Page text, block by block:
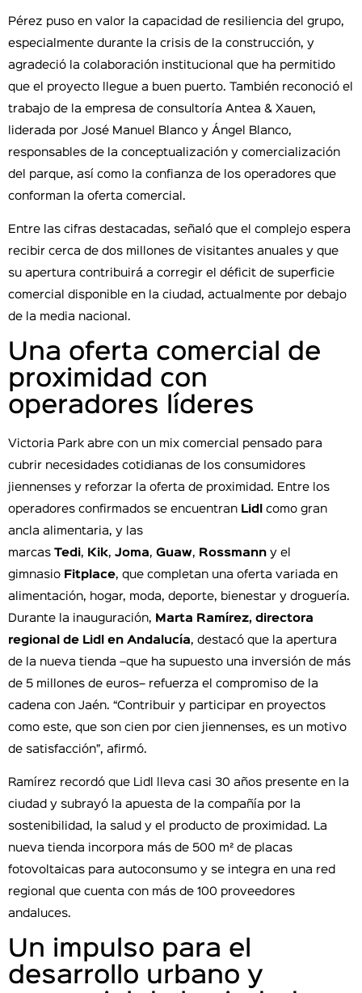
Pérez puso en valor la capacidad de resiliencia del grupo,
especialmente durante la crisis de la construcción, y
agradeció la colaboración institucional que ha permitido
que el proyecto llegue a buen puerto. También reconoció el
trabajo de la empresa de consultoría Antea & Xauen,
liderada por José Manuel Blanco y Ángel Blanco,
responsables de la conceptualización y comercialización
del parque, así como la confianza de los operadores que
conforman la oferta comercial.
Entre las cifras destacadas, señaló que el complejo espera
recibir cerca de dos millones de visitantes anuales y que
su apertura contribuirá a corregir el déficit de superficie
comercial disponible en la ciudad, actualmente por debajo
de la media nacional.
Una oferta comercial de
proximidad con
operadores líderes
Victoria Park abre con un mix comercial pensado para
cubrir necesidades cotidianas de los consumidores
jiennenses y reforzar la oferta de proximidad. Entre los
operadores confirmados se encuentran Lidl como gran
ancla alimentaria, y las
marcas Tedi, Kik, Joma, Guaw, Rossmann y el
gimnasio Fitplace, que completan una oferta variada en
alimentación, hogar, moda, deporte, bienestar y droguería.
Durante la inauguración, Marta Ramírez, directora
regional de Lidl en Andalucía, destacó que la apertura
de la nueva tienda –que ha supuesto una inversión de más
de 5 millones de euros– refuerza el compromiso de la
cadena con Jaén. “Contribuir y participar en proyectos
como este, que son cien por cien jiennenses, es un motivo
de satisfacción”, afirmó.
Ramírez recordó que Lidl lleva casi 30 años presente en la
ciudad y subrayó la apuesta de la compañía por la
sostenibilidad, la salud y el producto de proximidad. La
nueva tienda incorpora más de 500 m² de placas
fotovoltaicas para autoconsumo y se integra en una red
regional que cuenta con más de 100 proveedores
andaluces.
Un impulso para el
desarrollo urbano y